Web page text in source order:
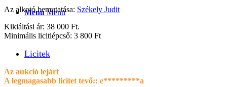
Menu Menu
Az alkotó bemutatása: Székely Judit
Kikiáltási ár: 38 000 Ft.
Minimális licitlépcső: 3 800 Ft
Licitek
Az aukció lejárt
A legmagasabb licitet tevő:: e*********a